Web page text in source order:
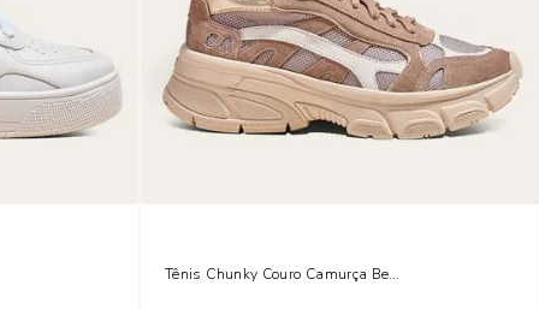
Tênis Chunky Couro Camurça Bege Fog Mesh